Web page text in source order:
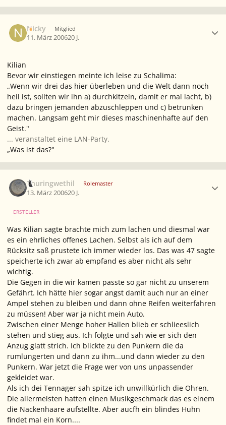
Nicky Mitglied
11. März 200620 J.
Kilian
Bevor wir einstiegen meinte ich leise zu Schalima:
„Wenn wir drei das hier überleben und die Welt dann noch
heil ist, sollten wir ihn a) durchkitzeln, damit er mal lacht, b)
dazu bringen jemanden abzuschleppen und c) betrunken
machen. Langsam geht mir dieses maschinenhafte auf den
Geist."
... veranstaltet eine LAN-Party.
„Was ist das?"
Thuringwethil Rolemaster
13. März 200620 J.
ERSTELLER
Was Kilian sagte brachte mich zum lachen und diesmal war
es ein ehrliches offenes Lachen. Selbst als ich auf dem
Rücksitz saß prustete ich immer wieder los. Das was 47 sagte
speicherte ich zwar ab empfand es aber nicht als sehr
wichtig.
Die Gegen in die wir kamen passte so gar nicht zu unserem
Gefährt. Ich hätte hier sogar angst damit auch nur an einer
Ampel stehen zu bleiben und dann ohne Reifen weiterfahren
zu müssen! Aber war ja nicht mein Auto.
Zwischen einer Menge hoher Hallen blieb er schlieeslich
stehen und stieg aus. Ich folgte und sah wie er sich den
Anzug glatt strich. Ich blickte zu den Punkern die da
rumlungerten und dann zu ihm...und dann wieder zu den
Punkern. War jetzt die Frage wer von uns unpassender
gekleidet war.
Als ich dei Tennager sah spitze ich unwillkürlich die Ohren.
Die allermeisten hatten einen Musikgeschmack das es einem
die Nackenhaare aufstellte. Aber aucfh ein blindes Huhn
findet mal ein Korn....